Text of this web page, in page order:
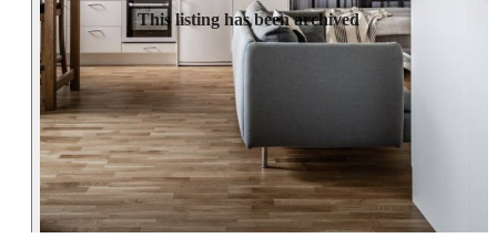
This listing has been archived